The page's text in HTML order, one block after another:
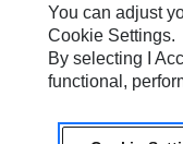
Privacidad
Español
You can adjust
Cookie Settings.
By selecting I
functional,